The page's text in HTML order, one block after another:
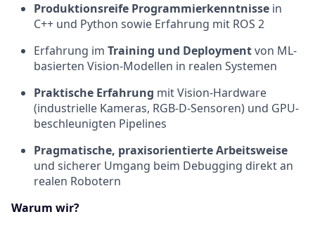
Produktionsreife Programmierkenntnisse in
C++ und Python sowie Erfahrung mit ROS 2
Erfahrung im Training und Deploymentvon ML-
basierten Vision-Modellen in realen Systemen
Praktische Erfahrung mit Vision-Hardware
(industrielle Kameras, RGB-D-Sensoren) und GPU-
beschleunigten Pipelines
Pragmatische, praxisorientierte Arbeitsweise
und sicherer Umgang beim Debugging direkt an
realen Robotern
Warum wir?